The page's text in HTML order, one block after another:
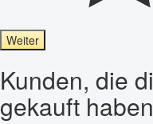
Weiter
Kunden, die
gekauft